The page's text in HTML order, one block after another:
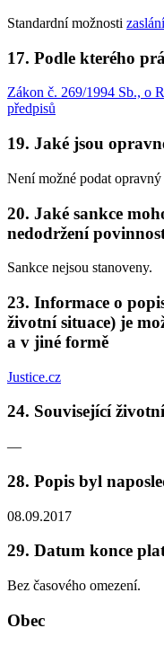
Standardní možnosti
17. Podle kterého
Zákon č. 269/1994 Sb., o
předpisů
19. Jaké jsou
Není možné podat opravný
20. Jaké sankce
nedodržení
Sankce nejsou stanoveny.
23. Informace o
životní situace) je
a v jiné formě
Justice.cz
24. Související
—
28. Popis byl
08.09.2017
29. Datum konce
Bez časového omezení.
Obec